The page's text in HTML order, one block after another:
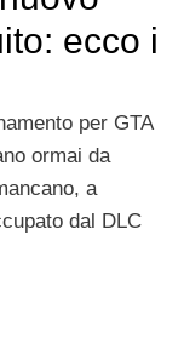
ecco i
per GTA
ormai da
a
dal DLC